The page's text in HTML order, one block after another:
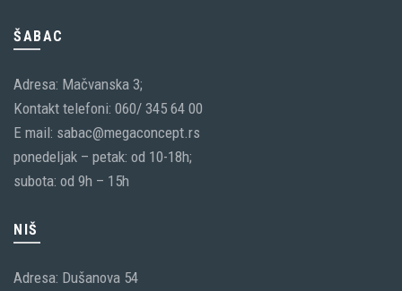
ŠABAC
Adresa: Mačvanska 3;
Kontakt telefoni: 060/ 345 64 00
E mail: sabac@megaconcept.rs
ponedeljak – petak: od 10-18h;
subota: od 9h – 15h
NIŠ
Adresa: Dušanova 54